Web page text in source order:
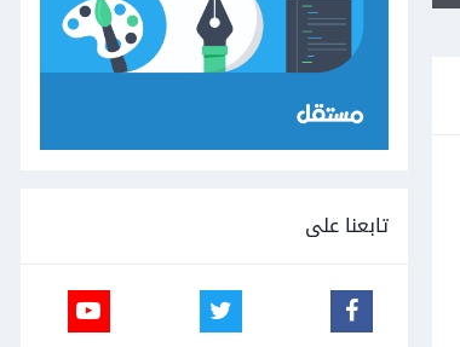
تابعنا على